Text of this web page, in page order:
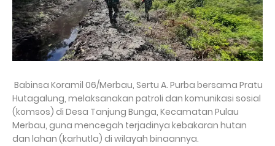
Babinsa Koramil 06/Merbau, Sertu A. Purba bersama Pratu
Hutagalung, melaksanakan patroli dan komunikasi sosial
(komsos) di Desa Tanjung Bunga, Kecamatan Pulau
Merbau, guna mencegah terjadinya kebakaran hutan
dan lahan (karhutla) di wilayah binaannya.